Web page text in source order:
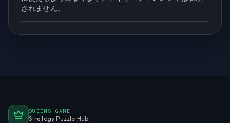
されません。
QUEENS GAME
Strategy Puzzle Hub